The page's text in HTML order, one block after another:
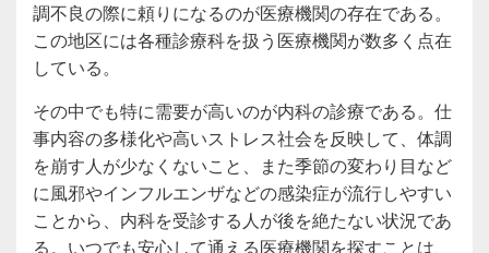
調不良の際に頼りになるのが医療機関の存在である。
この地区には各種診療科を扱う医療機関が数多く点在
している。
その中でも特に需要が高いのが内科の診療である。仕
事内容の多様化や高いストレス社会を反映して、体調
を崩す人が少なくないこと、また季節の変わり目など
に風邪やインフルエンザなどの感染症が流行しやすい
ことから、内科を受診する人が後を絶たない状況であ
る。いつでも安心して通える医療機関を探すことは、